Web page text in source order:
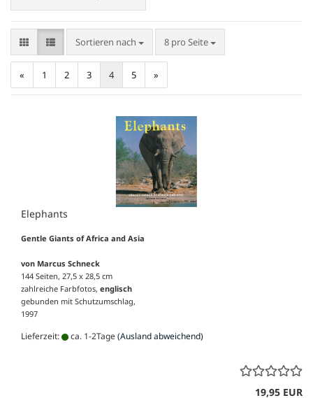
Sortieren nach
Sortieren nach 8 pro Seite
pro Seite
« 1 2 3 4 5 »
Elephants
Gentle Giants of Africa and Asia
von Marcus Schneck
144 Seiten, 27,5 x 28,5 cm
zahlreiche Farb­fotos, englisch
gebunden mit Schutzumschlag,
1997
Lieferzeit: ca. 1-2Tage(Ausland abweichend)
19,95 EUR